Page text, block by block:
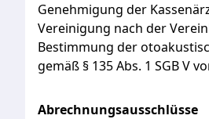
Genehmigung der
Vereinigung nach der
Bestimmung der
gemäß § 135Abs. 1 SGBV
Abrechnungsausschlüsse